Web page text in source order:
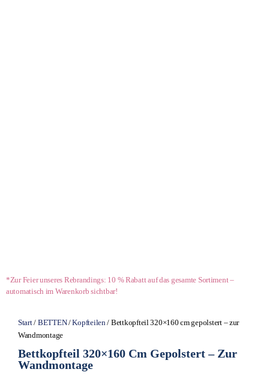
*Zur Feier unseres Rebrandings: 10 % Rabatt auf das gesamte Sortiment –
automatisch im Warenkorb sichtbar!
Start/ BETTEN/Kopfteilen/ Bettkopfteil 320×160 cm gepolstert – zur
Wandmontage
Bettkopfteil 320×160 Cm Gepolstert – Zur
Wandmontage